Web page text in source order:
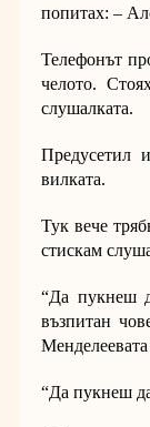
попитах: –
Телефонът
челото.
слушалката.
Предусетил
вилката.
Тук вече
стискам
“Да пукнеш
възпитан
“Да пукнеш